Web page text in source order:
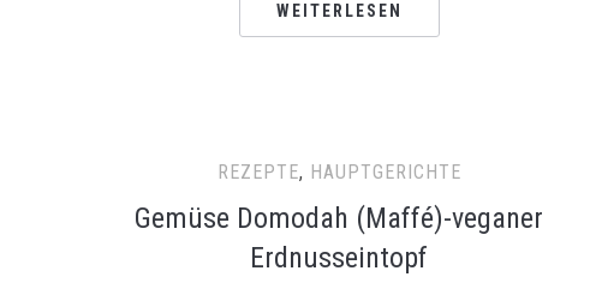
WEITERLESEN
REZEPTE, HAUPTGERICHTE
Gemüse Domodah (Maffé)-veganer
Erdnusseintopf